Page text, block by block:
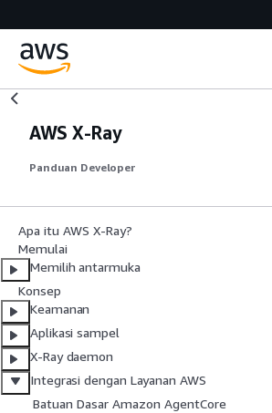
AWS X-Ray
Panduan Developer
Apa itu AWS X-Ray?
Memulai
Memilih antarmuka
Konsep
Keamanan
Aplikasi sampel
X-Ray daemon
Integrasi dengan Layanan AWS
Batuan Dasar Amazon AgentCore